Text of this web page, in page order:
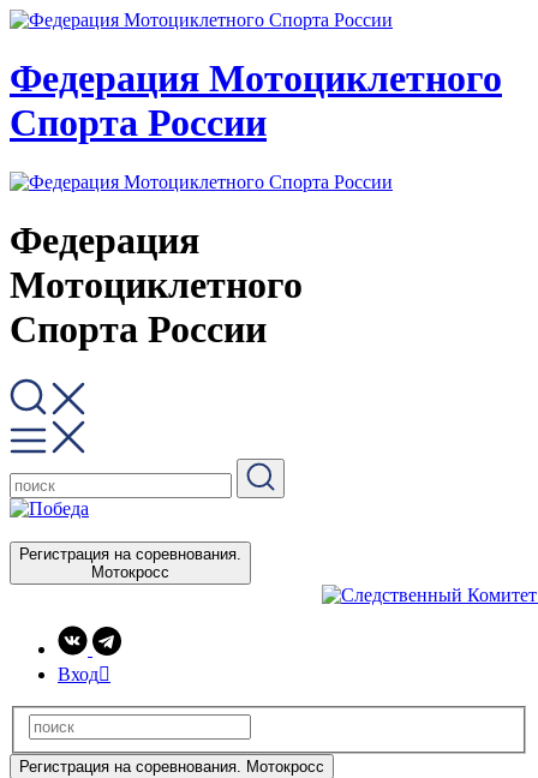
Федерация Мотоциклетного
Спорта России
Федерация
Мотоциклетного
Спорта России
Регистрация на соревнования.
Мотокросс
Вход
Регистрация на соревнования. Мотокросс